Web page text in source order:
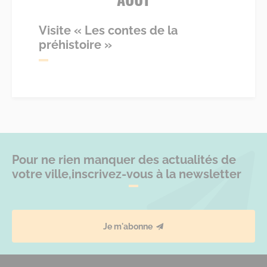
Visite « Les contes de la
préhistoire »
Pour ne rien manquer des actualités de
votre ville,inscrivez-vous à la newsletter
Je m'abonne